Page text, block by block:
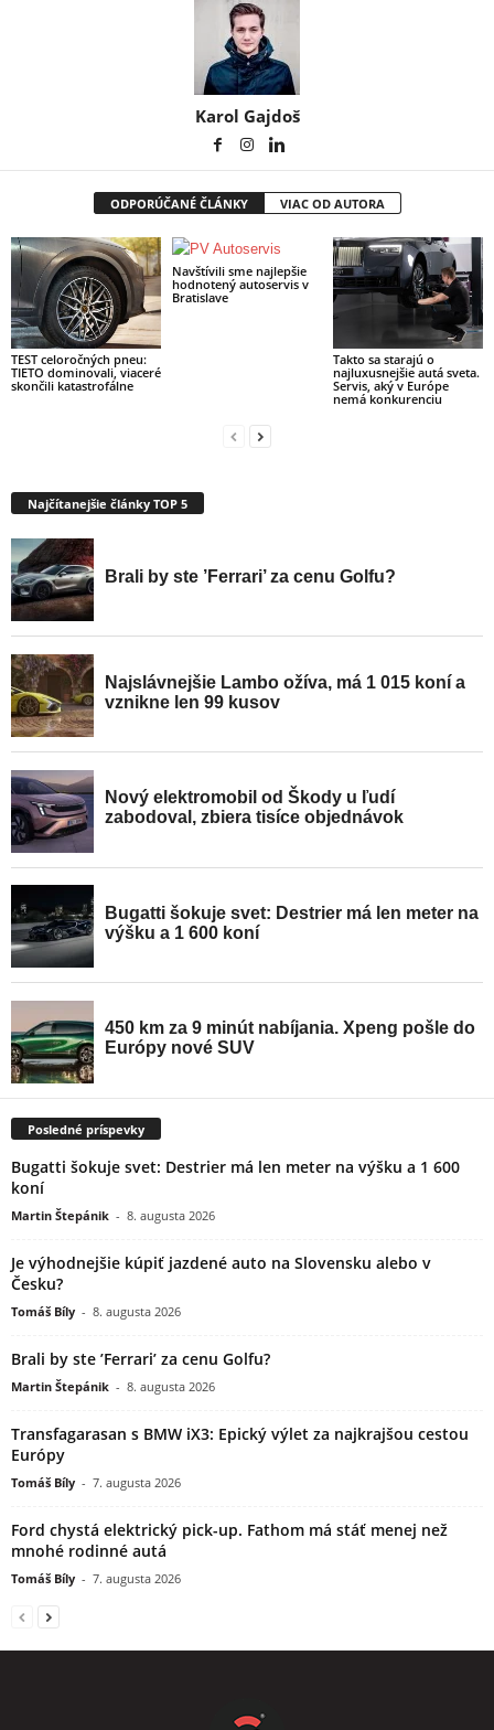
Karol Gajdoš
ODPORÚČANÉ ČLÁNKY VIAC OD AUTORA
TEST celoročných pneu:
TIETO dominovali, viaceré
skončili katastrofálne
Navštívili sme najlepšie
hodnotený autoservis v
Bratislave
Takto sa starajú o
najluxusnejšie autá sveta.
Servis, aký v Európe
nemá konkurenciu
Najčítanejšie články TOP 5
Posledné príspevky
Bugatti šokuje svet: Destrier má len meter na výšku a 1 600
koní
Martin Štepánik - 8. augusta 2026
Je výhodnejšie kúpiť jazdené auto na Slovensku alebo v
Česku?
Tomáš Bíly - 8. augusta 2026
Brali by ste ’Ferrari’ za cenu Golfu?
Martin Štepánik - 8. augusta 2026
Transfagarasan s BMW iX3: Epický výlet za najkrajšou cestou
Európy
Tomáš Bíly - 7. augusta 2026
Ford chystá elektrický pick-up. Fathom má stáť menej než
mnohé rodinné autá
Tomáš Bíly - 7. augusta 2026